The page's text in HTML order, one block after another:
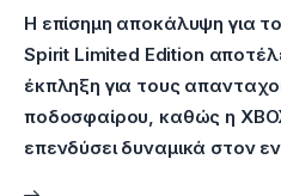
Η επίσημη αποκάλυψη για
Spirit Limited Edition
έκπληξη για τους
ποδοσφαίρου, καθώς η
επενδύσει δυναμικά στον